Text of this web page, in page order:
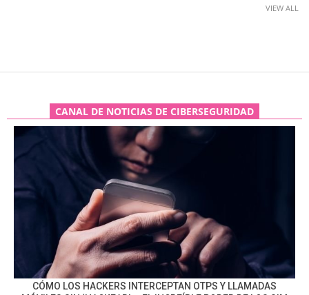
VIEW ALL
CANAL DE NOTICIAS DE CIBERSEGURIDAD
CÓMO LOS HACKERS INTERCEPTAN OTPS Y LLAMADAS